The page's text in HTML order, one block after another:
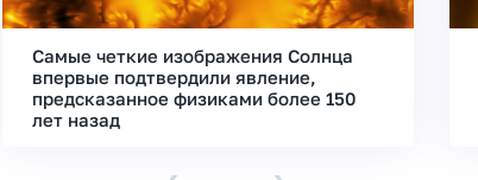
Самые четкие изображения Солнца
впервые подтвердили явление,
предсказанное физиками более 150
лет назад